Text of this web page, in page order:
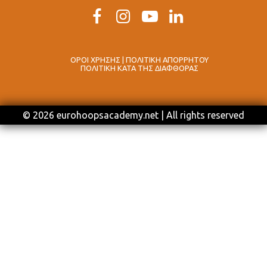
ΟΡΟΙ ΧΡΗΣΗΣ | ΠΟΛΙΤΙΚΗ ΑΠΟΡΡΗΤΟΥ
ΠΟΛΙΤΙΚΗ ΚΑΤΑ ΤΗΣ ΔΙΑΦΘΟΡΑΣ
© 2026 eurohoopsacademy.net | All rights reserved